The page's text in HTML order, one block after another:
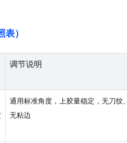
）
调节说明
通用标准角度，上胶量稳定，无刀纹、
无粘边